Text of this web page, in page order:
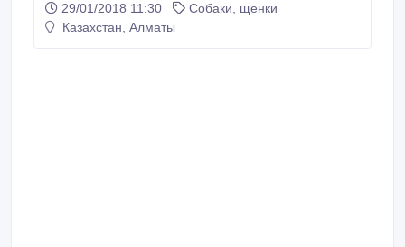
Рекс на 3 лапах. Он весьма умный пёс, возрастом
около 3-4 лет. Очень-очень долго Рекс
29/01/2018 11:30
Собаки, щенки
Казахстан, Алматы